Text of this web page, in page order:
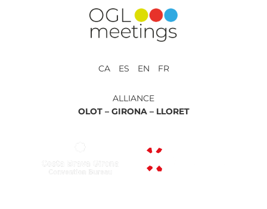
CA ES EN FR
ALLIANCE
OLOT – GIRONA – LLORET